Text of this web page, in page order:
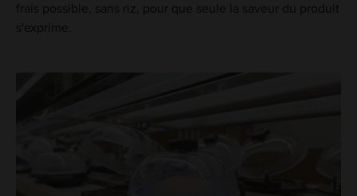
frais possible, sans riz, pour que seule la saveur du produit
s'exprime.